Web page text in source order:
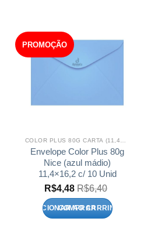
PROMOÇÃO
COLOR PLUS 80G CARTA (11,4X16,2)
Envelope Color Plus 80g
Nice (azul mádio)
11,4×16,2 c/ 10 Unid
R$4,48 R$6,40
ADICIONAR AO CARRINHO